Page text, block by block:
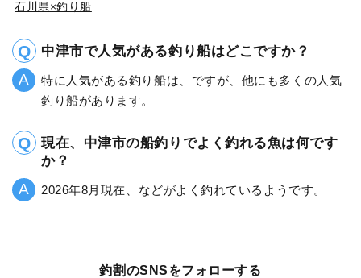
石川県×釣り船
中津市で人気がある釣り船はどこですか？
特に人気がある釣り船は、ですが、他にも多くの人気
釣り船があります。
現在、中津市の船釣りでよく釣れる魚は何です
か？
2026年8月現在、などがよく釣れているようです。
釣割のSNSをフォローする